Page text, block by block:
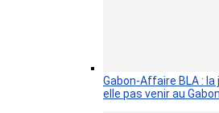
Gabon-Affaire BLA :
elle pas venir au